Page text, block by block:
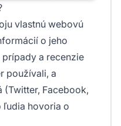
vlastnú webovú
o jeho
a recenzie
používali, a
(Twitter, Facebook,
ľudia hovoria o